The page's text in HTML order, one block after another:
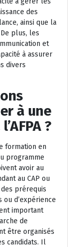
des
ainsi que la
plus, les
et
à assurer
divers
à une
?
formation en
programme
avoir au
au CAP ou
prérequis
d’expérience
important
de
être organisés
candidats. Il